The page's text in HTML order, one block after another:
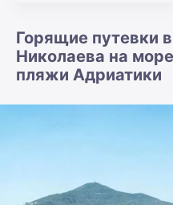
Горящие путевки
Николаева на
пляжи Адриатики